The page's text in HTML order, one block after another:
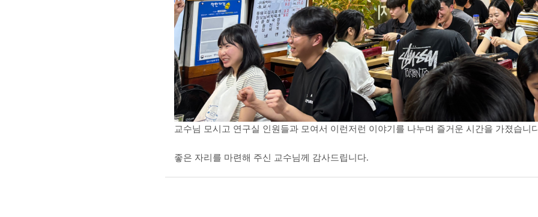
교수님 모시고 연구실 인원들과 모여서 이런저런 이야기를 나누며 즐거운 시간을 가졌습니
좋은 자리를 마련해 주신 교수님께 감사드립니다.